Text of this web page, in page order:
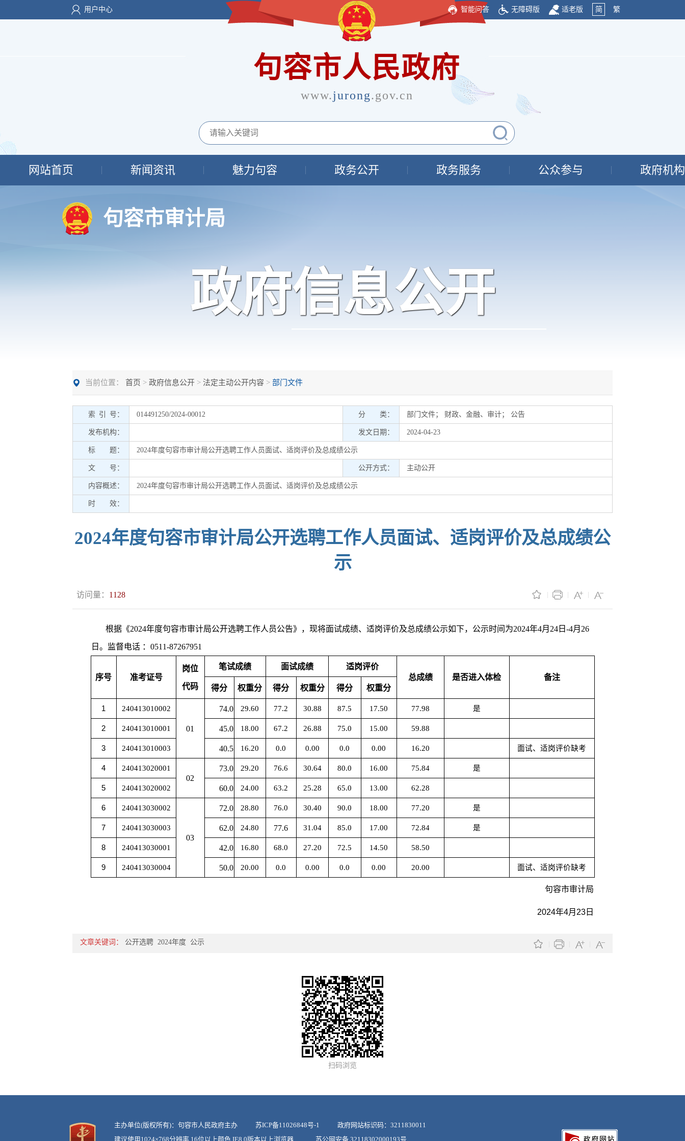
用户中心 智能问答 无障碍版 适老版 简 繁
句容市人民政府
www.jurong.gov.cn
网站首页 新闻资讯 魅力句容 政务公开 政务服务 公众参与 政府机构
句容市审计局
政府信息公开
当前位置： 首页 > 政府信息公开 > 法定主动公开内容 > 部门文件
索 引 号： 014491250/2024-00012 分 类： 部门文件； 财政、金融、审计； 公告
发布机构： 发文日期： 2024-04-23
标 题： 2024年度句容市审计局公开选聘工作人员面试、适岗评价及总成绩公示
文 号： 公开方式： 主动公开
内容概述： 2024年度句容市审计局公开选聘工作人员面试、适岗评价及总成绩公示
时 效：
2024年度句容市审计局公开选聘工作人员面试、适岗评价及总成绩公
示
访问量： 1128
根据《2024年度句容市审计局公开选聘工作人员公告》，现将面试成绩、适岗评价及总成绩公示如下，公示时间为2024年4月24日-4月26
日。监督电话 ：0511-87267951
序号 准考证号
岗位
代码
笔试成绩 面试成绩
适岗评价
总成绩
是否进入体检
备注
得分
权重分 得分 权重分 得分 权重分
1 240413010002
01
74.0 29.60 77.2 30.88 87.5 17.50 77.98 是
2 240413010001 45.0 18.00 67.2 26.88 75.0 15.00 59.88
3 240413010003 40.5 16.20 0.0 0.00 0.0 0.00 16.20 面试、适岗评价缺考
4 240413020001
02
73.0 29.20 76.6 30.64 80.0 16.00 75.84 是
5 240413020002 60.0 24.00 63.2 25.28 65.0 13.00 62.28
6 240413030002
03
72.0 28.80 76.0 30.40 90.0 18.00 77.20 是
7 240413030003 62.0 24.80 77.6 31.04 85.0 17.00 72.84 是
8 240413030001 42.0 16.80 68.0 27.20 72.5 14.50 58.50
9 240413030004 50.0 20.00 0.0 0.00 0.0 0.00 20.00 面试、适岗评价缺考
句容市审计局
2024年4月23日
文章关键词： 公开选聘 2024年度 公示
扫码浏览
主办单位(版权所有)：句容市人民政府主办 苏ICP备11026848号-1 政府网站标识码：3211830011
建议使用1024×768分辨率 16位以上颜色 IE8.0版本以上浏览器
苏公网安备 32118302000193号